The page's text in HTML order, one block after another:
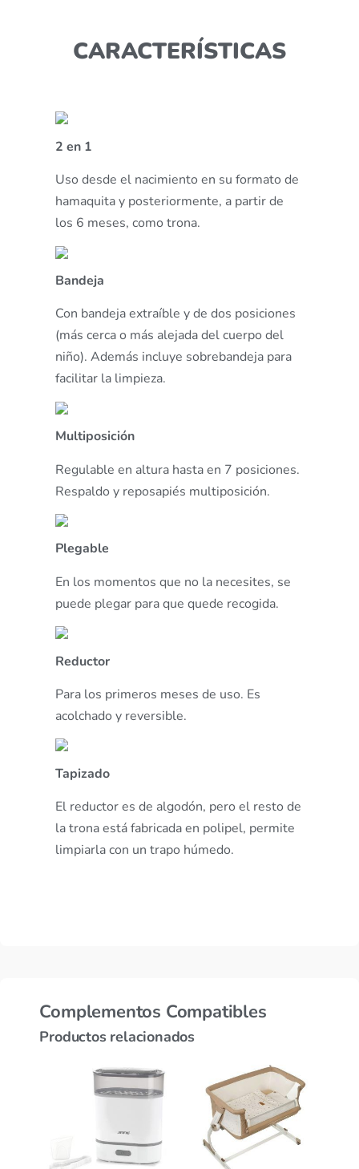
CARACTERÍSTICAS
2 en 1
Uso desde el nacimiento en su formato de
hamaquita y posteriormente, a partir de
los 6 meses, como trona.
Bandeja
Con bandeja extraíble y de dos posiciones
(más cerca o más alejada del cuerpo del
niño). Además incluye sobrebandeja para
facilitar la limpieza.
Multiposición
Regulable en altura hasta en 7 posiciones.
Respaldo y reposapiés multiposición.
Plegable
En los momentos que no la necesites, se
puede plegar para que quede recogida.
Reductor
Para los primeros meses de uso. Es
acolchado y reversible.
Tapizado
El reductor es de algodón, pero el resto de
la trona está fabricada en polipel, permite
limpiarla con un trapo húmedo.
Complementos Compatibles
Productos relacionados